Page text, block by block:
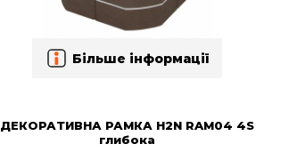
Більше інформації
ДЕКОРАТИВНА РАМКА H2N RAM04 4S
глибока